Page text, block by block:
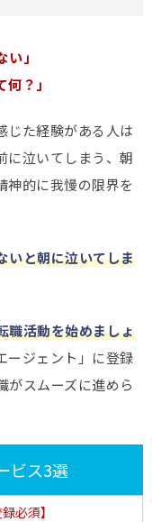
」
？」
じた経験がある人は
に泣いてしまう、朝
神的に我慢の限界を
いと朝に泣いてしま
職活動を始めましょ
ージェント」に登録
がスムーズに進めら
ビス3選
必須】